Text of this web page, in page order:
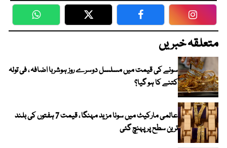
WhatsApp Twitter Facebook
متعلقہ خبریں
سونے کی قیمت میں مسلسل دوسرے روز ہوشربا اضافہ ، فی تولہ
کتنے کا ہو گیا؟
عالمی مارکیٹ میں سونا مزید مہنگا ، قیمت 7 ہفتوں کی بلند
ترین سطح پر پہنچ گئی